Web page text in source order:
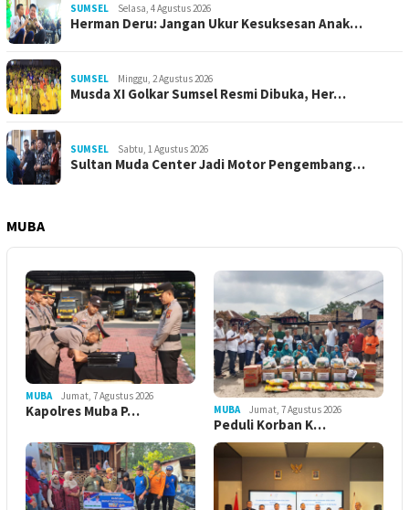
SUMSEL Selasa, 4 Agustus 2026
Herman Deru: Jangan Ukur Kesuksesan Anak…
SUMSEL Minggu, 2 Agustus 2026
Musda XI Golkar Sumsel Resmi Dibuka, Her…
SUMSEL Sabtu, 1 Agustus 2026
Sultan Muda Center Jadi Motor Pengembang…
MUBA
MUBA Jumat, 7 Agustus 2026
Kapolres Muba P… MUBA Jumat, 7 Agustus 2026
Peduli Korban K…